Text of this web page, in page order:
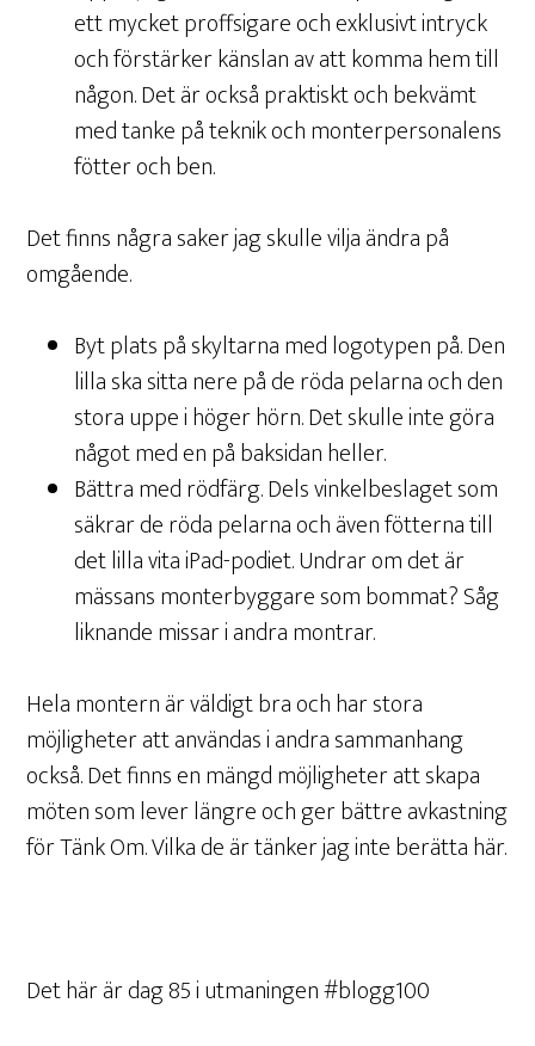
ett mycket proffsigare och exklusivt intryck
och förstärker känslan av att komma hem till
någon. Det är också praktiskt och bekvämt
med tanke på teknik och monterpersonalens
fötter och ben.
Det finns några saker jag skulle vilja ändra på
omgående.
Byt plats på skyltarna med logotypen på. Den
lilla ska sitta nere på de röda pelarna och den
stora uppe i höger hörn. Det skulle inte göra
något med en på baksidan heller.
Bättra med rödfärg. Dels vinkelbeslaget som
säkrar de röda pelarna och även fötterna till
det lilla vita iPad-podiet. Undrar om det är
mässans monterbyggare som bommat? Såg
liknande missar i andra montrar.
Hela montern är väldigt bra och har stora
möjligheter att användas i andra sammanhang
också. Det finns en mängd möjligheter att skapa
möten som lever längre och ger bättre avkastning
för Tänk Om. Vilka de är tänker jag inte berätta här.
Det här är dag 85 i utmaningen #blogg100